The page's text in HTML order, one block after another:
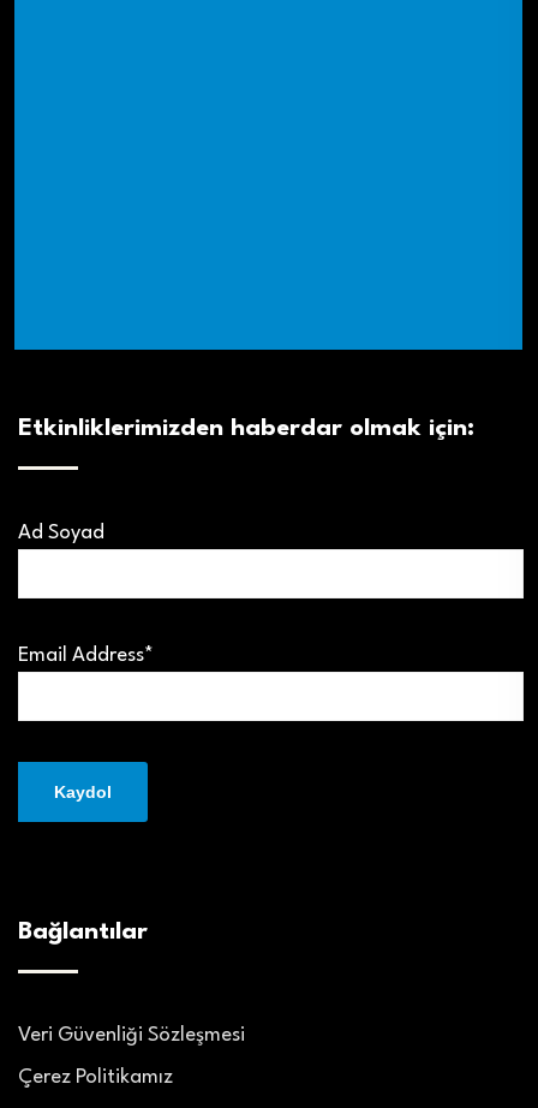
Etkinliklerimizden haberdar olmak için:
Ad Soyad
Email Address*
Bağlantılar
Veri Güvenliği Sözleşmesi
Çerez Politikamız